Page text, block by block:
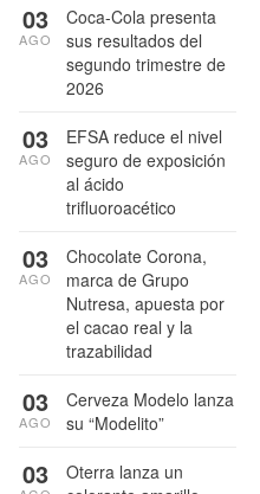
Coca-Cola presenta
sus resultados del
segundo trimestre de
2026
03
AGO
EFSA reduce el nivel
seguro de exposición
al ácido
trifluoroacético
03
AGO
Chocolate Corona,
marca de Grupo
Nutresa, apuesta por
el cacao real y la
trazabilidad
03
AGO
Cerveza Modelo lanza
su “Modelito”
03
AGO
Oterra lanza un
03